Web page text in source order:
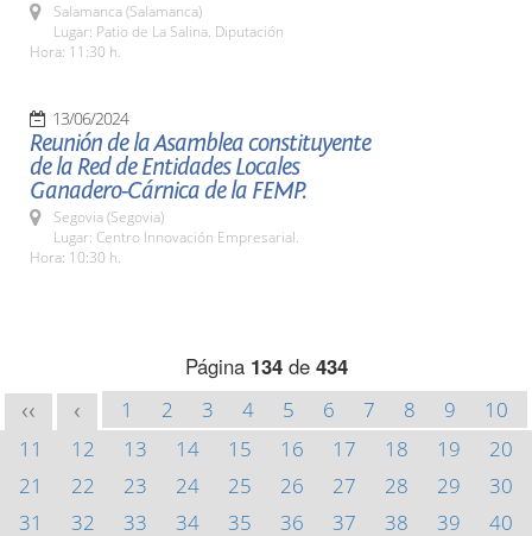
Salamanca (Salamanca)
Lugar: Patio de La Salina. Diputación
Hora: 11:30 h.
13/06/2024
Reunión de la Asamblea constituyente
de la Red de Entidades Locales
Ganadero-Cárnica de la FEMP.
Segovia (Segovia)
Lugar: Centro Innovación Empresarial.
Hora: 10:30 h.
Página 134de 434
<< < 1 2 3 4 5 6 7 8 9
10
11
12 13 14 15 16 17 18 19
20
21
22 23 24 25 26 27 28 29
30
31
32 33 34 35 36 37 38 39
40